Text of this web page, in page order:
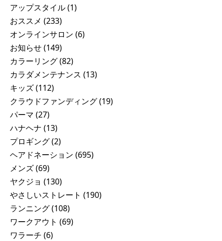
アップスタイル(1)
おススメ (233)
オンラインサロン (6)
お知らせ(149)
カラーリング(82)
カラダメンテナンス (13)
キッズ(112)
クラウドファンディング(19)
パーマ (27)
ハナヘナ (13)
プロギング(2)
ヘアドネーション (695)
メンズ(69)
ヤクジョ (130)
やさしいストレート (190)
ランニング(108)
ワークアウト (69)
ワラーチ (6)